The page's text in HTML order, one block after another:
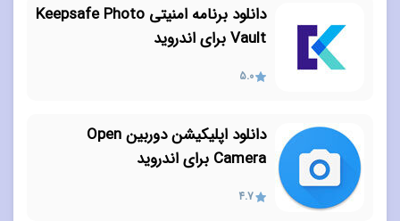
دانلود برنامه امنیتی Keepsafe Photo
Vault برای اندروید
5.0
دانلود اپلیکیشن دوربین Open
Camera برای اندروید
4.7